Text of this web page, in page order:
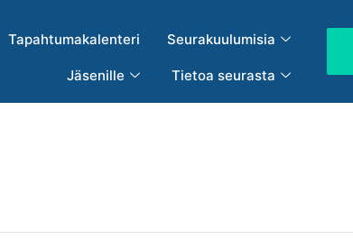
Tapahtumakalenteri Seurakuulumisia
Jäsenille Tietoa seurasta